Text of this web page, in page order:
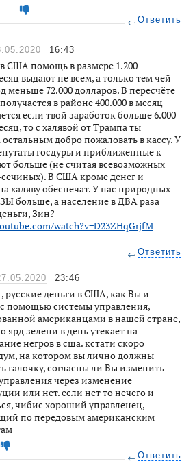
Ответить
16:43
США помощь в размере 1.200
выдают не всем, а только тем чей
меньше 72.000 долларов. В пересчёте
в районе 400.000 в месяц
если твой заработок больше 6.000
то с халявой от Трампа ты
добро пожаловать в кассу. У
госдуры и приближённые к
больше (не считая всевозможных
сечиных). В США кроме денег и
халяву обеспечат. У нас природных
больше, а население в ДВА раза
Зин?
watch?v=D23ZHqGrjfM
Ответить
23:46
русские деньги в США, как Вы и
с помощью системы управления,
американцами в нашей стране,
ярд зелени в день утекает на
негров в сша. кстати скоро
на котором вы лично должны
галочку, согласны ли Вы изменить
через изменение
или нет. если нет то нечего и
чибис хороший управленец,
по передовым американским
Ответить